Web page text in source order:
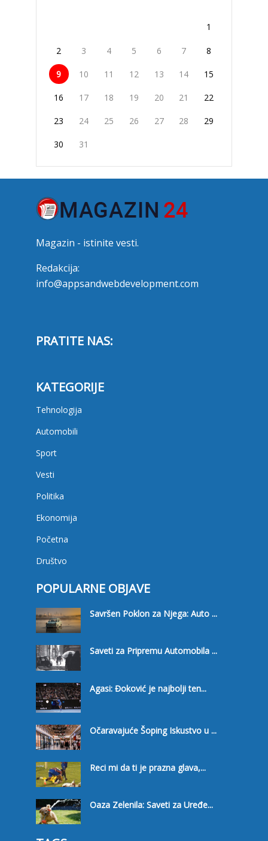
1
2 3 4 5 6 7 8
9 10 11 12 13 14 15
16 17 18 19 20 21 22
23 24 25 26 27 28 29
30 31
Magazin - istinite vesti.
Redakcija:
info@appsandwebdevelopment.com
PRATITE NAS:
KATEGORIJE
Tehnologija
Automobili
Sport
Vesti
Politika
Ekonomija
Početna
Društvo
POPULARNE OBJAVE
Savršen Poklon za Njega: Auto ...
Saveti za Pripremu Automobila ...
Agasi: Đoković je najbolji ten...
Očaravajuće Šoping Iskustvo u ...
Reci mi da ti je prazna glava,...
Oaza Zelenila: Saveti za Uređe...